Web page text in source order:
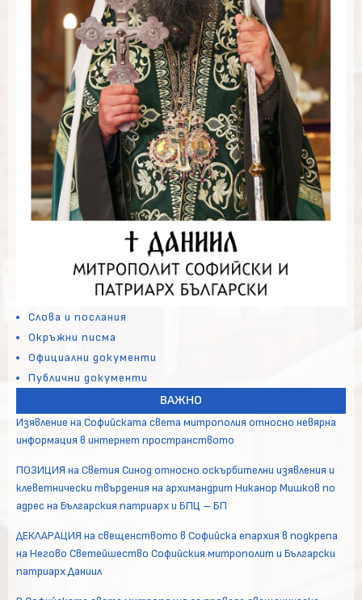
Слова и послания
Окръжни писма
Официални документи
Публични документи
ВАЖНО
Изявление на Софийската света митрополия относно невярна
информация в интернет пространството
ПОЗИЦИЯ на Светия Синод относно оскърбителни изявления и
клеветнически твърдения на архимандрит Никанор Мишков по
адрес на Българския патриарх и БПЦ – БП
ДЕКЛАРАЦИЯ на свещенството в Софийска епархия в подкрепа
на Негово Светейшество Софийския митрополит и Български
патриарх Даниил